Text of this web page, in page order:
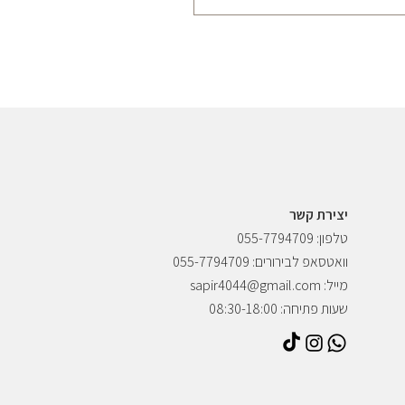
יצירת קשר
טלפון: 055-7794709
וואטסאפ לבירורים: 055-7794709
מייל: sapir4044@gmail.com
שעות פתיחה: 08:30-18:00